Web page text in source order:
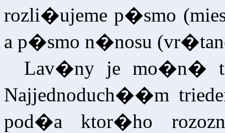
rozli�ujeme p�smo
a p�smo n�nosu
Lav�ny je mo�n�
Najjednoduch��m
pod�a ktor�ho